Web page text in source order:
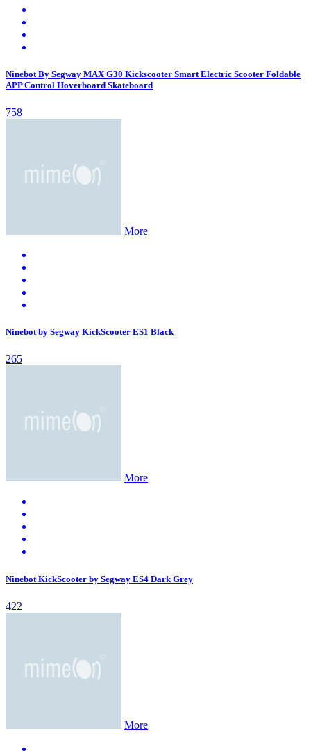
Ninebot By Segway MAX G30 Kickscooter Smart Electric Scooter Foldable
APP Control Hoverboard Skateboard
758
More
Ninebot by Segway KickScooter ES1 Black
265
More
Ninebot KickScooter by Segway ES4 Dark Grey
422
More